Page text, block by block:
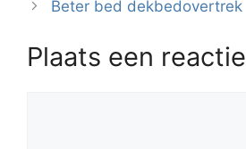
Beter bed dekbedovertrek
Plaats een reactie